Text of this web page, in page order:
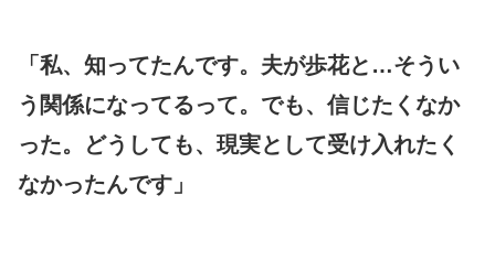
「私、知ってたんです。夫が歩花と…そうい
う関係になってるって。でも、信じたくなか
った。どうしても、現実として受け入れたく
なかったんです」